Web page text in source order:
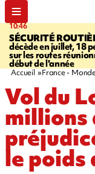
10:46
SÉCURITÉ
décède en juillet, 18
sur les routes
début de l'année
Accueil France -
Vol du
millions
le poids